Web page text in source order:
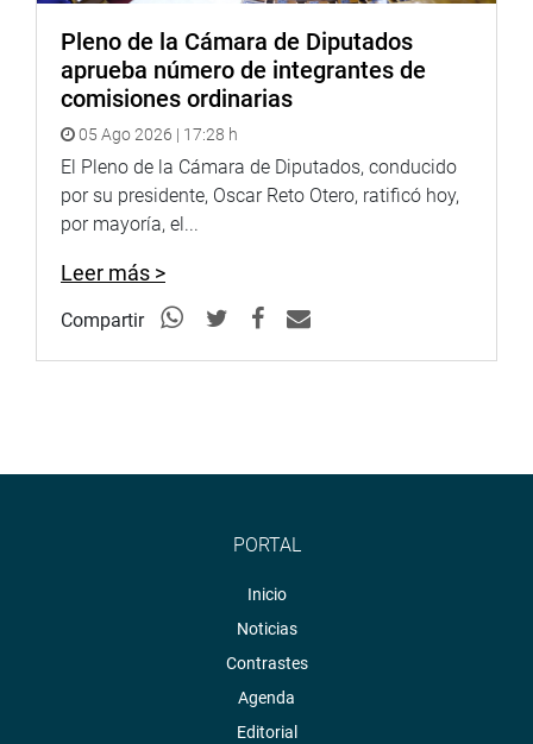
Pleno de la Cámara de Diputados
aprueba número de integrantes de
comisiones ordinarias
05 Ago 2026 | 17:28 h
El Pleno de la Cámara de Diputados, conducido
por su presidente, Oscar Reto Otero, ratificó hoy,
por mayoría, el...
Leer más >
Compartir
PORTAL
Inicio
Noticias
Contrastes
Agenda
Editorial